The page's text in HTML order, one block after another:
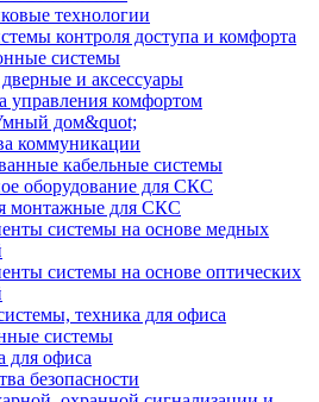
технологии
контроля доступа и комфорта
системы
и аксессуары
управления комфортом
дом&quot;
коммуникации
кабельные системы
оборудование для СКС
монтажные для СКС
системы на основе медных
системы на основе оптических
техника для офиса
системы
для офиса
безопасности